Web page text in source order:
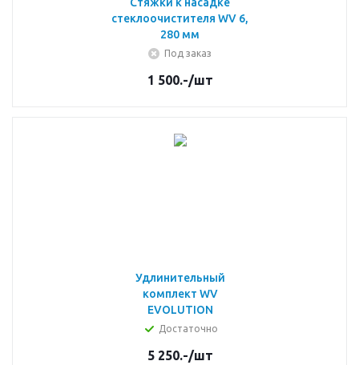
стеклоочистителя WV 6,
280 мм
Под заказ
1 500.-/шт
Удлинительный
комплект WV
EVOLUTION
Достаточно
5 250.-/шт